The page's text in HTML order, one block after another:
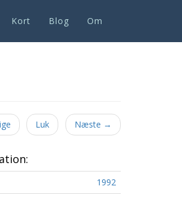
Kort Blog Om
Luk Næste →
1992